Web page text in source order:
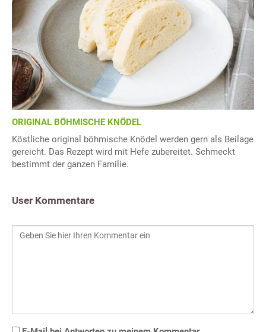
ORIGINAL BÖHMISCHE KNÖDEL
Köstliche original böhmische Knödel werden gern als Beilage
gereicht. Das Rezept wird mit Hefe zubereitet. Schmeckt
bestimmt der ganzen Familie.
User Kommentare